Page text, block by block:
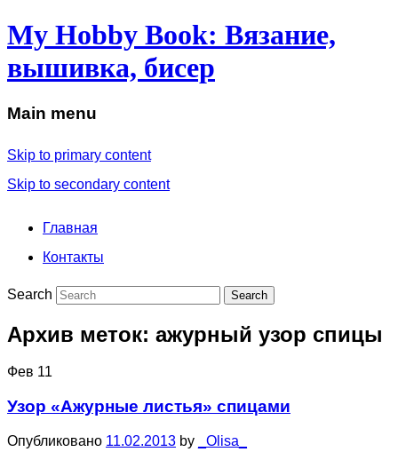
My Hobby Book: Вязание,
вышивка, бисер
Main menu
Skip to primary content
Skip to secondary content
Главная
Контакты
Search
Архив меток: ажурный узор спицы
Фев 11
Узор «Ажурные листья» спицами
Опубликовано 11.02.2013 by _Olisa_